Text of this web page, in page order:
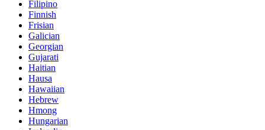
Filipino
Finnish
Frisian
Galician
Georgian
Gujarati
Haitian
Hausa
Hawaiian
Hebrew
Hmong
Hungarian